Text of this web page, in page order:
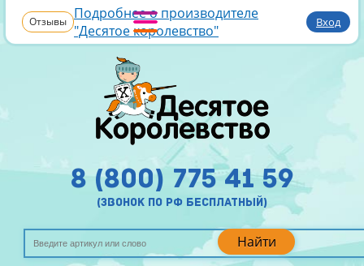
Отзывы Подробнее о производителе
"Десятое королевство"
Вход
Найти
8 (800) 775 41 59
(звонок по рф бесплатный)